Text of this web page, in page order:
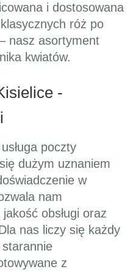
i dostosowana
róż po
nasz asortyment
kwiatów.
-
poczty
dużym uznaniem
w
nam
obsługi oraz
nas liczy się każdy
z